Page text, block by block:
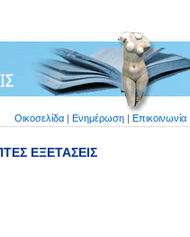
Οικοσελίδα | Ενημέρωση | Επικοινωνία
ΕΞΕΤΑΣΕΙΣ